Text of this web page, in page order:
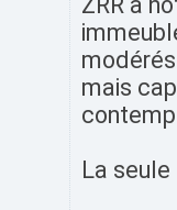
mais
La